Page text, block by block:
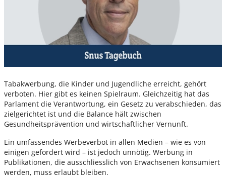
Tabakwerbung, die Kinder und Jugendliche erreicht, gehört
verboten. Hier gibt es keinen Spielraum. Gleichzeitig hat das
Parlament die Verantwortung, ein Gesetz zu verabschieden, das
zielgerichtet ist und die Balance hält zwischen
Gesundheitsprävention und wirtschaftlicher Vernunft.
Ein umfassendes Werbeverbot in allen Medien – wie es von
einigen gefordert wird – ist jedoch unnötig. Werbung in
Publikationen, die ausschliesslich von Erwachsenen konsumiert
werden, muss erlaubt bleiben.